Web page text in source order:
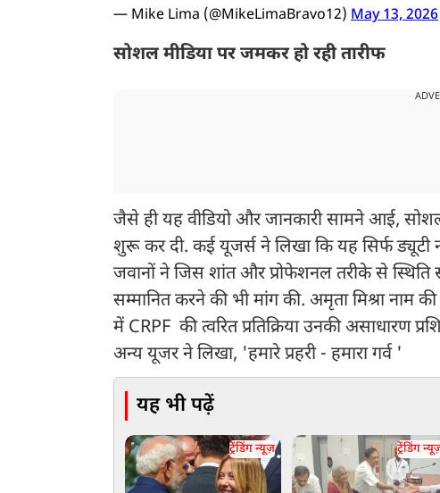
— Mike Lima (@MikeLimaBravo12) May 13, 2026
सोशल मीडिया पर जमकर हो रही तारीफ
जैसे ही यह वीडियो और जानकारी सामने आई,
शुरू कर दी. कई यूजर्स ने लिखा कि यह सिर्फ
जवानों ने जिस शांत और प्रोफेशनल तरीके से स्थिति
सम्मानित करने की भी मांग की. अमृता मिश्रा नाम
में CRPF की त्वरित प्रतिक्रिया उनकी असाधारण
अन्य यूजर ने लिखा, 'हमारे प्रहरी - हमारा गर्व '
यह भी पढ़ें
ट्रेंडिंग न्यूज़ ट्रेंडिंग